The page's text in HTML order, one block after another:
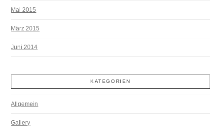
Mai 2015
März 2015
Juni 2014
KATEGORIEN
Allgemein
Gallery